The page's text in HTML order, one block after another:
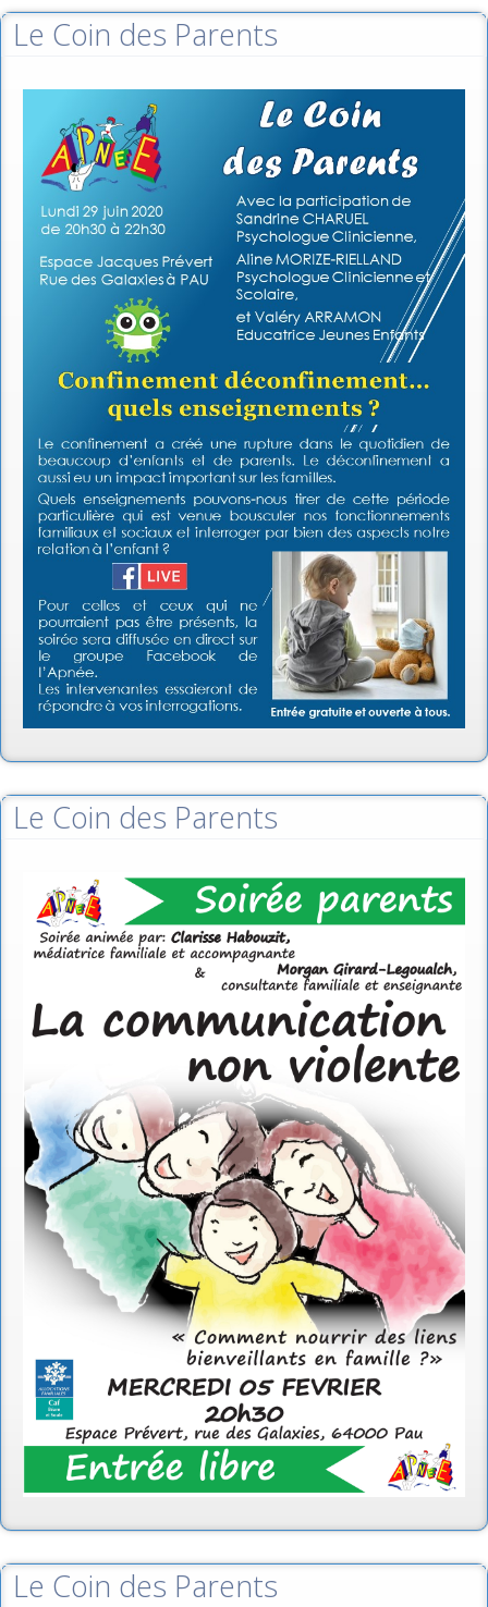
Le Coin des Parents
Le Coin des Parents
Le Coin des Parents